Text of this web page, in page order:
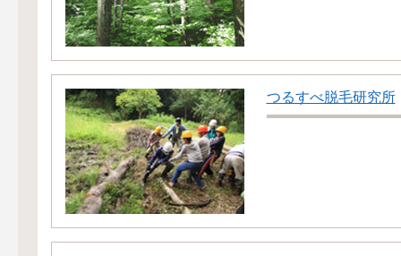
つるすべ脱毛研究所